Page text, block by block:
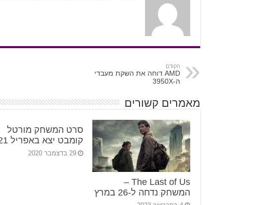
הקודם
AMD דוחה את השקת מעבדי
ה-3950X
מאמרים קשורים
The Last of Us –
המשחק נדחה ל-26 במרץ
סרט המשחק מורטל
קומבט יצא באפריל 2021
29 בדצמבר 2020